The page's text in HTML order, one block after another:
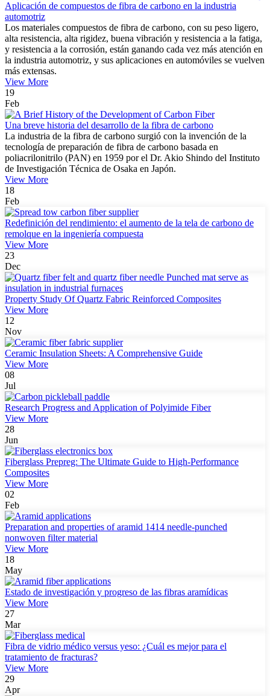
Aplicación de compuestos de fibra de carbono en la industria
automotriz
Los materiales compuestos de fibra de carbono, con su peso ligero,
alta resistencia, alta rigidez, buena vibración y resistencia a la fatiga,
y resistencia a la corrosión, están ganando cada vez más atención en
la industria automotriz, y sus aplicaciones en automóviles se vuelven
más extensas.
View More
19
Feb
Una breve historia del desarrollo de la fibra de carbono
La industria de la fibra de carbono surgió con la invención de la
tecnología de preparación de fibra de carbono basada en
poliacrilonitrilo (PAN) en 1959 por el Dr. Akio Shindo del Instituto
de Investigación Técnica de Osaka en Japón.
View More
18
Feb
Redefinición del rendimiento: el aumento de la tela de carbono de
remolque en la ingeniería compuesta
View More
23
Dec
Property Study Of Quartz Fabric Reinforced Composites
View More
12
Nov
Ceramic Insulation Sheets: A Comprehensive Guide
View More
08
Jul
Research Progress and Application of Polyimide Fiber
View More
28
Jun
Fiberglass Prepreg: The Ultimate Guide to High-Performance
Composites
View More
02
Feb
Preparation and properties of aramid 1414 needle-punched
nonwoven filter material
View More
18
May
Estado de investigación y progreso de las fibras aramídicas
View More
27
Mar
Fibra de vidrio médico versus yeso: ¿Cuál es mejor para el
tratamiento de fracturas?
View More
29
Apr